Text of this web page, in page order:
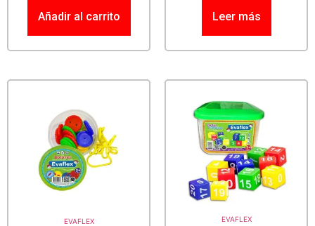
Añadir al carrito Leer más
EVAFLEX EVAFLEX